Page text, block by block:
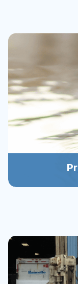
Localiser
qualité
Évaluer la